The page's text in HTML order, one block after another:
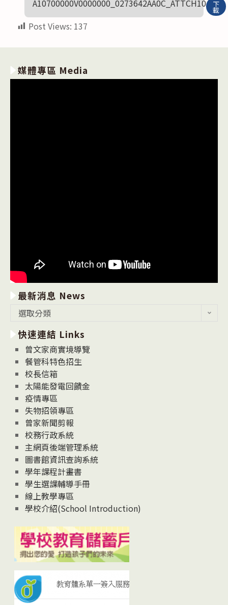
A10700000V0000000_0273642AA0C_ATTCH10 下
載
Post Views: 137
媒體專區 Media
最新消息 News
消
息
News
選取分類
快速連結 Links
曾文家商實境導覽
餐管科特色招生
校長信箱
太陽能發電回饋金
疫情專區
失物招領專區
曾家新聞剪報
校務行政系統
主網頁後端管理系統
圖書館資訊查詢系統
學年課程計畫書
學生選課輔導手冊
線上教學專區
學校介紹(School Introduction)